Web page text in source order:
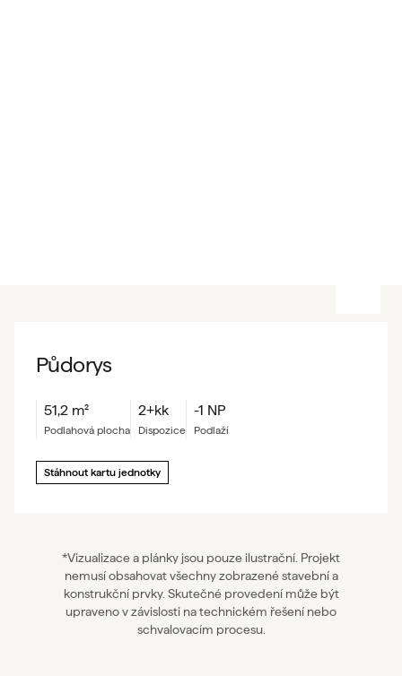
Půdorys
51,2 m²
podlahová plocha
2+kk
dispozice
-1 NP
podlaží
Stáhnout kartu jednotky
*Vizualizace a plánky jsou pouze ilustrační. Projekt
nemusí obsahovat všechny zobrazené stavební a
konstrukční prvky. Skutečné provedení může být
upraveno v závislosti na technickém řešení nebo
schvalovacím procesu.